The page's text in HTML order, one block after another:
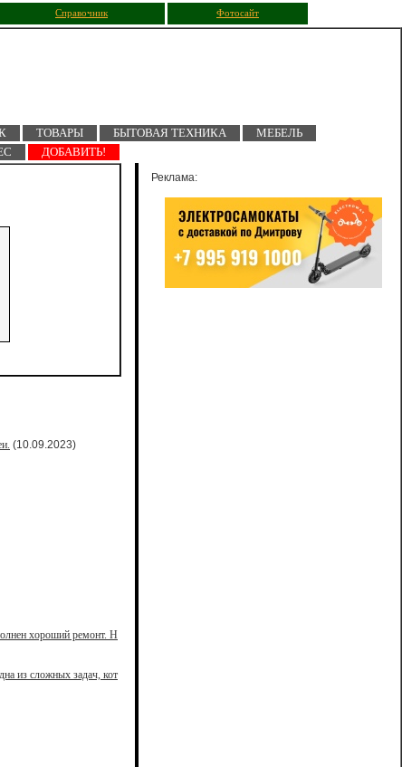
Справочник Фотосайт
ТОВАРЫ БЫТОВАЯ ТЕХНИКА
МЕБЕЛЬ
ДОБАВИТЬ!
(10.09.2023)
хороший ремонт. Н
из сложных задач, кот
Реклама: